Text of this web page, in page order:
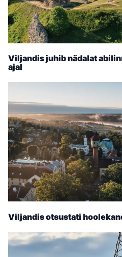
Viljandis juhib nädalat
ajal
Viljandis otsustati